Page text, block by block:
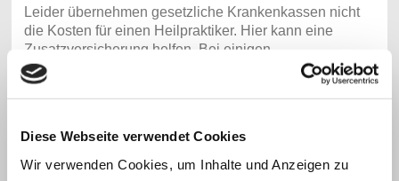
Diese Webseite verwendet Cookies
Wir verwenden Cookies, um Inhalte und Anzeigen zu
Leider übernehmen gesetzliche Krankenkassen nicht
die Kosten für einen Heilpraktiker. Hier kann eine
Zusatzversicherung helfen. Bei einigen
Versicherungsgesellschaften werden Pakete
angeboten, die auch die Behandlung eines
Viele private Krankenkassen hingegen decken eine
Reihe naturheilkundlicher Therapieformen ab.
Privatversicherte sollten vor der Behandlung bei Ihrer